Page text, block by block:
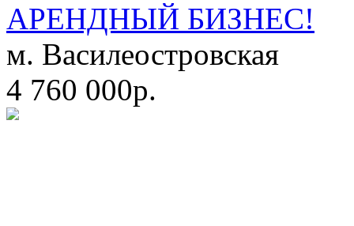
АРЕНДНЫЙ БИЗНЕС!
м. Василеостровская
4 760 000р.